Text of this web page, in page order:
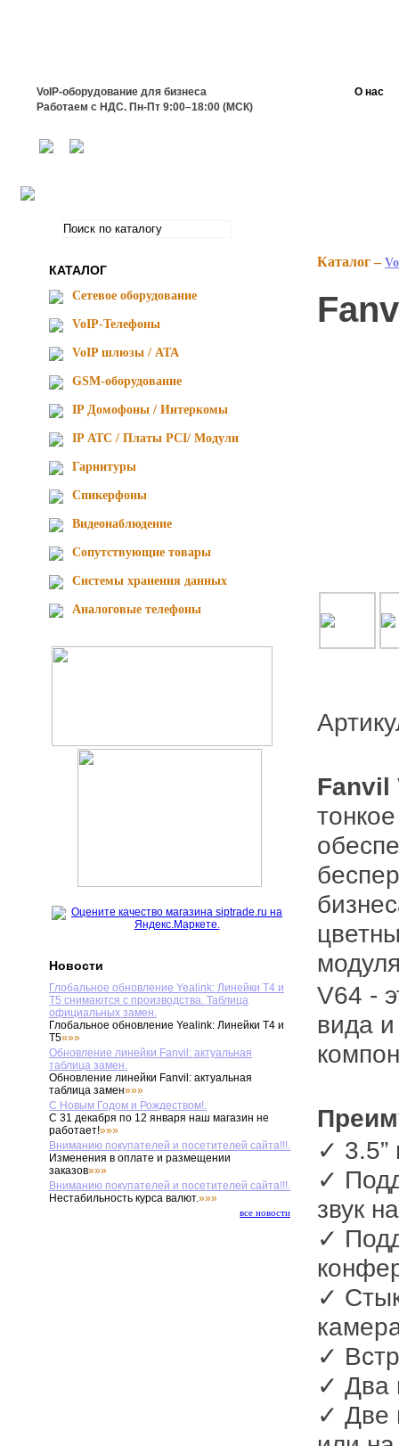
VoIP-оборудование для бизнеса
Работаем с НДС. Пн-Пт 9:00–18:00 (МСК)
О нас
КАТАЛОГ
Сетевое оборудование
VoIP-Телефоны
VoIP шлюзы / ATA
GSM-оборудование
IP Домофоны / Интеркомы
IP АТС / Платы PCI/ Модули
Гарнитуры
Спикерфоны
Видеонаблюдение
Сопутствующие товары
Cистемы хранения данных
Аналоговые телефоны
Новости
Глобальное обновление Yealink: Линейки T4 и
T5 снимаются с производства. Таблица
официальных замен.
Глобальное обновление Yealink: Линейки T4 и
T5»»»
Обновление линейки Fanvil: актуальная
таблица замен.
Обновление линейки Fanvil: актуальная
таблица замен»»»
С Новым Годом и Рождеством!.
С 31 декабря по 12 января наш магазин не
работает!»»»
Вниманию покупателей и посетителей сайта!!!.
Изменения в оплате и размещении
заказов»»»
Вниманию покупателей и посетителей сайта!!!.
Нестабильность курса валют.»»»
все новости
Каталог –
V64 - это сочетание элегантного внешнего
вида
✓
✓
звук
✓
✓
✓
✓ Два
✓ Две